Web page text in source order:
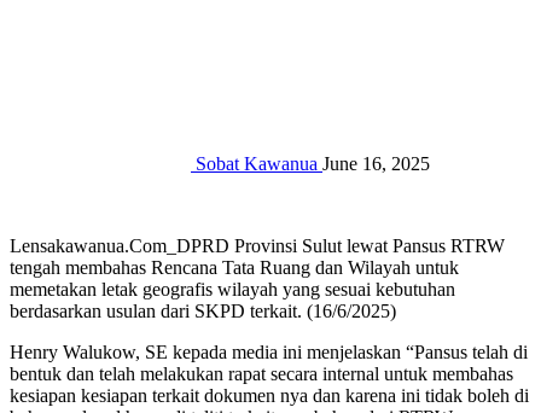
Sobat Kawanua June 16, 2025
Lensakawanua.Com_DPRD Provinsi Sulut lewat Pansus RTRW
tengah membahas Rencana Tata Ruang dan Wilayah untuk
memetakan letak geografis wilayah yang sesuai kebutuhan
berdasarkan usulan dari SKPD terkait. (16/6/2025)
Henry Walukow, SE kepada media ini menjelaskan “Pansus telah di
bentuk dan telah melakukan rapat secara internal untuk membahas
kesiapan kesiapan terkait dokumen nya dan karena ini tidak boleh di